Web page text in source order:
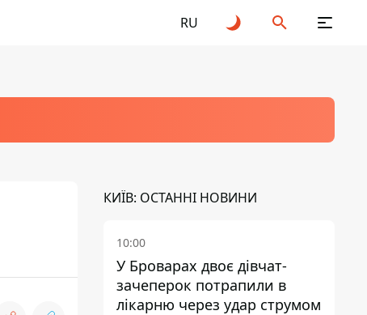
RU
КИЇВ: ОСТАННІ НОВИНИ
10:00
У Броварах двоє дівчат-
зачеперок потрапили в
лікарню через удар струмом